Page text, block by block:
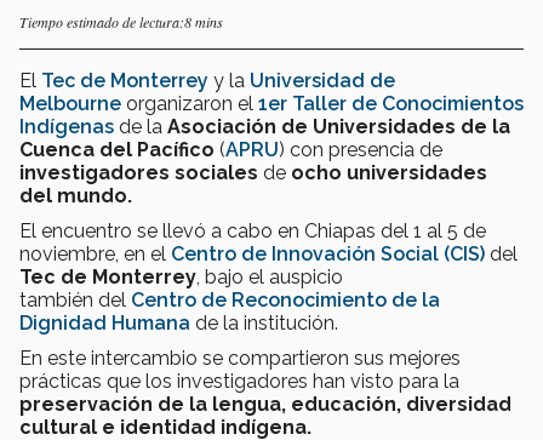
Tiempo estimado de lectura:8 mins
El Tec de Monterrey y la Universidad de
Melbourne organizaron el 1er Taller de Conocimientos
Indígenas de la Asociación de Universidades de la
Cuenca del Pacífico (APRU) con presencia de
investigadores sociales de ocho universidades
del mundo.
El encuentro se llevó a cabo en Chiapas del 1 al 5 de
noviembre, en el Centro de Innovación Social (CIS) del
Tec de Monterrey , bajo el auspicio
también del Centro de Reconocimiento de la
Dignidad Humana de la institución.
En este intercambio se compartieron sus mejores
prácticas que los investigadores han visto para la
preservación de la lengua, educación, diversidad
cultural e identidad indígena.